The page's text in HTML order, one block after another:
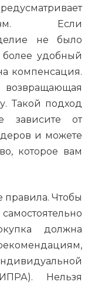
Если
не было
удобный
компенсация.
Такой подход
зависите от
и можете
которое вам
правила. Чтобы
должна
Нельзя